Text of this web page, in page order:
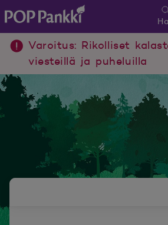
POP Pankki, etusivulle
Varoitus: Rikolliset
viesteillä ja puheluilla